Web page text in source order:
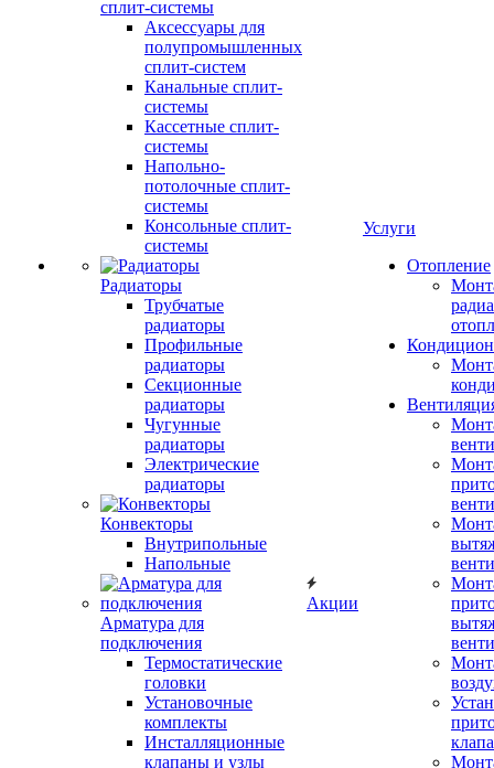
сплит-системы
Аксессуары для
полупромышленных
сплит-систем
Канальные сплит-
системы
Кассетные сплит-
системы
Напольно-
потолочные сплит-
системы
Консольные сплит-
системы
Радиаторы
Трубчатые
радиаторы
Профильные
радиаторы
Секционные
радиаторы
Чугунные
радиаторы
Электрические
радиаторы
Конвекторы
Внутрипольные
Напольные
Арматура для
подключения
Термостатические
головки
Установочные
комплекты
Инсталляционные
клапаны и узлы
Акции
Услуги
Отопление